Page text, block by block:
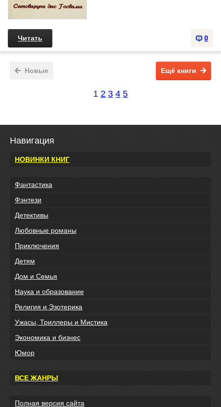
0
Читать
Новые Ещё книги
1 2 3 4 5
Навигация
НОВИНКИ КНИГ
Фантастика
Фэнтези
Детективы
Любовные романы
Приключения
Детям
Дом и Семья
Наука и образование
Религия и Эзотерика
Ужасы, Триллеры и Мистика
Экономика и бизнес
Юмор
ВСЕ ЖАНРЫ
Полная версия сайта